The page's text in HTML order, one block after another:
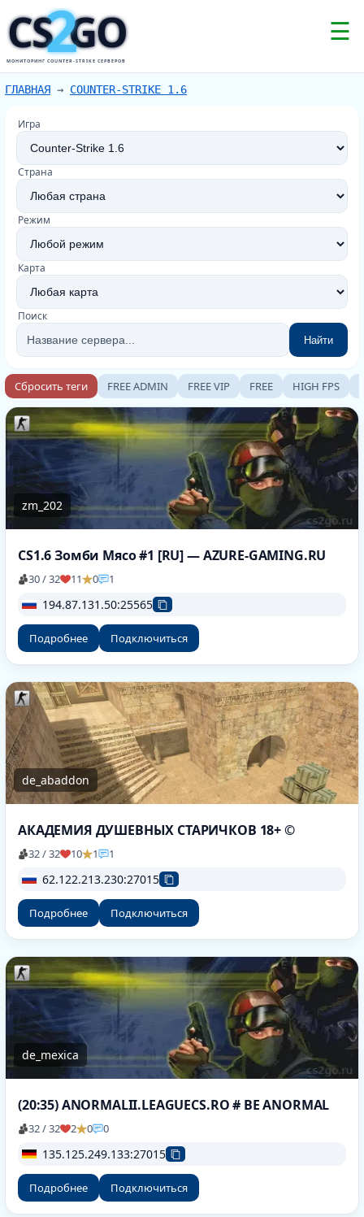
CS GO
2
МОНИТОРИНГ COUNTER-STRIKE СЕРВЕРОВ
☰
ГЛАВНАЯ → COUNTER-STRIKE 1.6
Игра
Страна
Режим
Карта
Поиск
Найти
Сбросить теги FREE ADMIN FREE VIP FREE HIGH FPS
zm_202
CS1.6 Зомби Мясо #1 [RU] — AZURE-GAMING.RU
30 / 32 11 0 1
194.87.131.50:25565
Подробнее Подключиться
de_abaddon
АКАДЕМИЯ ДУШЕВНЫХ СТАРИЧКОВ 18+ ©
32 / 32 10 1 1
62.122.213.230:27015
Подробнее Подключиться
de_mexica
(20:35) ANORMALII.LEAGUECS.RO # BE ANORMAL
32 / 32 2 0 0
135.125.249.133:27015
Подробнее Подключиться